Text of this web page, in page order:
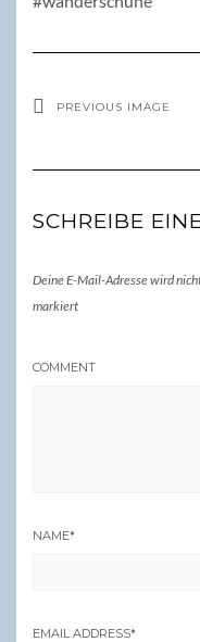
PREVIOUS IMAGE
SCHREIBE
Deine E-Mail-Adresse wird
markiert
COMMENT
NAME*
EMAIL ADDRESS*